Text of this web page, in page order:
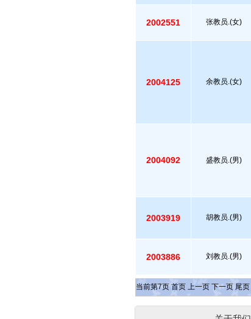
2002551 张教员.(女)
2004125 余教员.(女)
2004092 盛教员.(男)
2003919 胡教员.(男)
2003886 刘教员.(男)
当前第7页 首页 上一页 下一页 尾页